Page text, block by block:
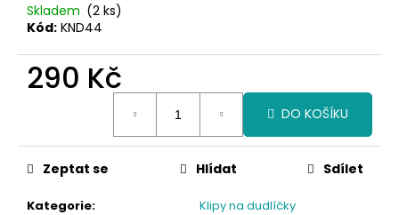
Skladem (2 ks)
Kód: KND44
290 Kč
DO KOŠÍKU
Kategorie: Klipy na dudlíčky
Zeptat se Hlídat Sdílet